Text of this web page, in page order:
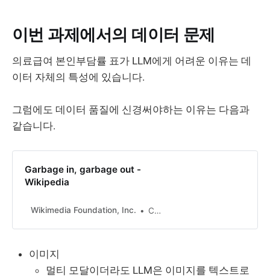
이번 과제에서의 데이터 문제
의료급여 본인부담률 표가 LLM에게 어려운 이유는 데
이터 자체의 특성에 있습니다.
그럼에도 데이터 품질에 신경써야하는 이유는 다음과
같습니다.
Garbage in, garbage out -
Wikipedia
Wikimedia Foundation, Inc. Contributors to Wikimedia projects
이미지
멀티 모달이더라도 LLM은 이미지를 텍스트로